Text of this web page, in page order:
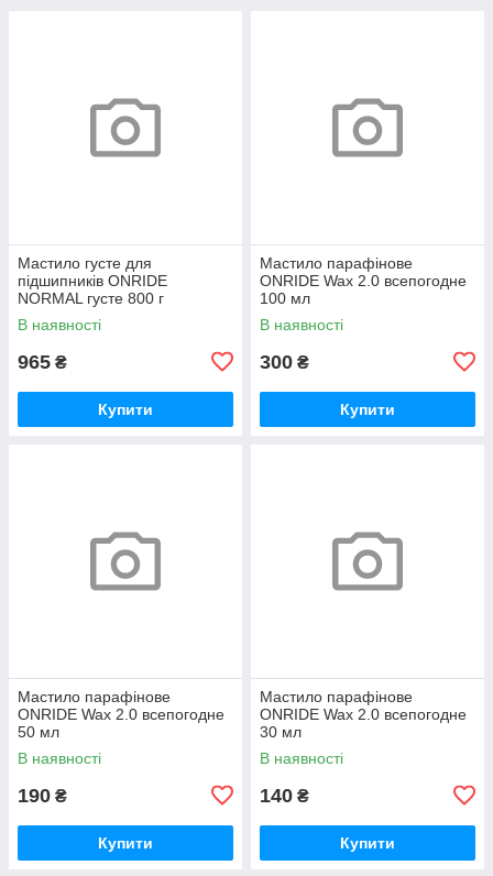
Мастило густе для
підшипників ONRIDE
NORMAL густе 800 г
(металева банка)
В наявності
965 ₴
Купити
Мастило парафінове
ONRIDE Wax 2.0 всепогодне
100 мл
В наявності
300 ₴
Купити
Мастило парафінове
ONRIDE Wax 2.0 всепогодне
50 мл
В наявності
190 ₴
Купити
Мастило парафінове
ONRIDE Wax 2.0 всепогодне
30 мл
В наявності
140 ₴
Купити